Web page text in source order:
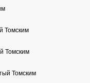
Томским
Томским
Томским